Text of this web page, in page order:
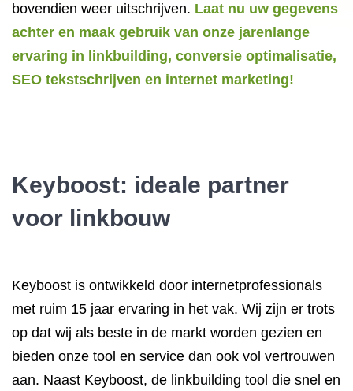
bovendien weer uitschrijven. Laat nu uw gegevens
achter en maak gebruik van onze jarenlange
ervaring in linkbuilding, conversie optimalisatie,
SEO tekstschrijven en internet marketing!
Keyboost: ideale partner
voor linkbouw
Keyboost is ontwikkeld door internetprofessionals
met ruim 15 jaar ervaring in het vak. Wij zijn er trots
op dat wij als beste in de markt worden gezien en
bieden onze tool en service dan ook vol vertrouwen
aan. Naast Keyboost, de linkbuilding tool die snel en